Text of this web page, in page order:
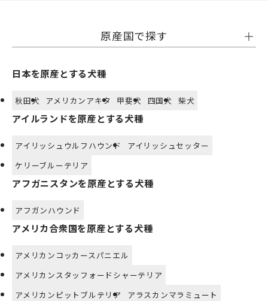
原産国で探す
日本を原産とする犬種
秋田犬 アメリカンアキタ 甲斐犬 四国犬 柴犬
アイルランドを原産とする犬種
アイリッシュウルフハウンド
アイリッシュセッター
ケリーブルーテリア
アフガニスタンを原産とする犬種
アフガンハウンド
アメリカ合衆国を原産とする犬種
アメリカンコッカースパニエル
アメリカンスタッフォードシャーテリア
アメリカンピットブルテリア
アラスカンマラミュート